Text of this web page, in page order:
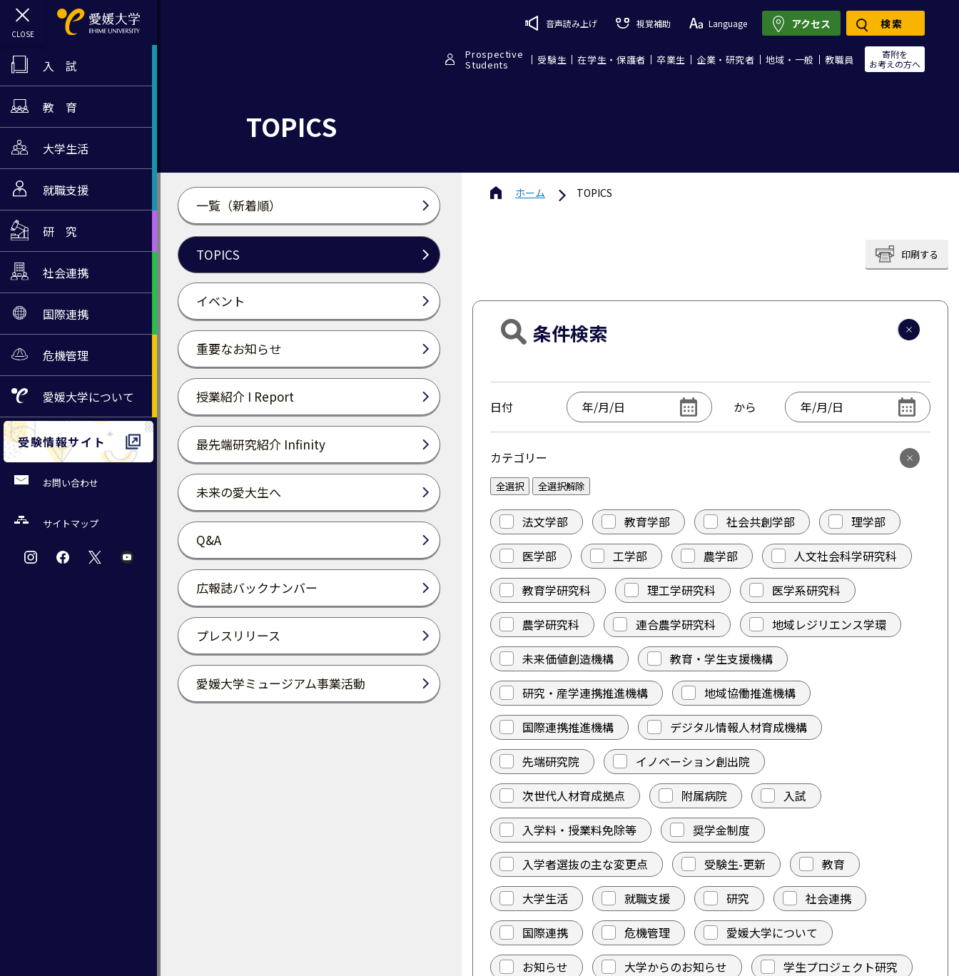
入 試
教 育
大学生活
就職支援
研 究
社会連携
国際連携
危機管理
愛媛大学について
受験情報サイト
お問い合わせ
サイトマップ
音声読み上げ 視覚補助 Language
Prospective
Students 受験生 在学生・保護者 卒業生 企業・研究者 地域・一般 教職員
寄附を
お考えの方へ
アクセス 検索
TOPICS
一覧（新着順）
TOPICS
イベント
重要なお知らせ
授業紹介 I Report
最先端研究紹介 Infinity
未来の愛大生へ
Q&A
広報誌バックナンバー
プレスリリース
愛媛大学ミュージアム事業活動
ホーム TOPICS
印刷する
条件検索
日付 から
カテゴリー
全選択 全選択解除
法文学部 教育学部 社会共創学部
理学部
医学部
工学部 農学部
人文社会科学研究科
教育学研究科
理工学研究科
医学系研究科
農学研究科
連合農学研究科
地域レジリエンス学環
未来価値創造機構
教育・学生支援機構
研究・産学連携推進機構
地域協働推進機構
国際連携推進機構
デジタル情報人材育成機構
先端研究院
イノベーション創出院
次世代人材育成拠点
附属病院
入試
入学料・授業料免除等
奨学金制度
入学者選抜の主な変更点
受験生-更新
教育
大学生活
就職支援 研究
社会連携
国際連携
危機管理
愛媛大学について
お知らせ
大学からのお知らせ
学生プロジェクト研究